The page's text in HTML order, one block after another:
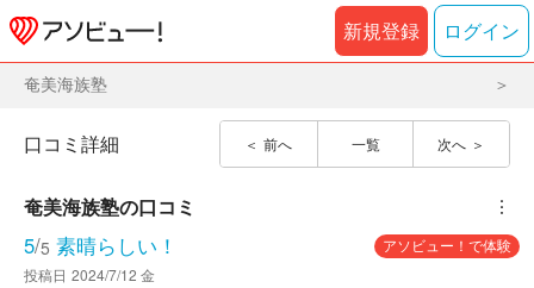
新規登録 ログイン
奄美海族塾
前へ 一覧 次へ
口コミ詳細
奄美海族塾の口コミ ︙
5/5 素晴らしい！
アソビュー！で体験
投稿日 2024/7/12 金